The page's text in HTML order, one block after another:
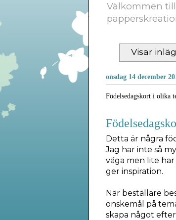
Välkommen
Visar
onsdag 14 december
Födelsedagskort i olika
Detta är några
Jag har inte så
väga men lite
ger inspiration.
När beställare
önskemål på
skapa något